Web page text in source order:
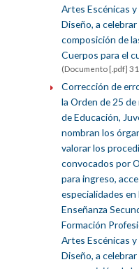
Artes Escénicas
Diseño, a
composición de
Cuerpos para el
(Documento [.pdf]
Corrección de
la Orden de 25
de Educación,
nombran los
valorar los
convocados por
para ingreso,
especialidades
Enseñanza
Formación
Artes Escénicas
Diseño, a